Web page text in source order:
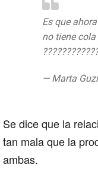
Es que
no tiene
— Marta
Se dice que la
tan mala que la
ambas.